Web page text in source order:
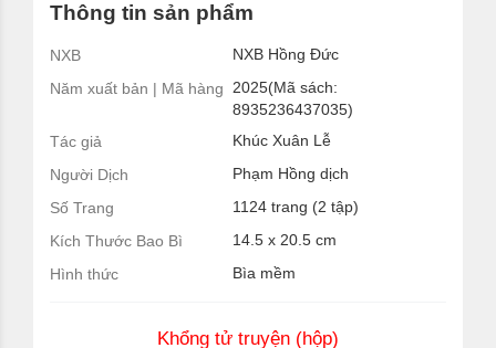
Thông tin sản phẩm
NXB
NXB Hồng Đức
Năm xuất bản | Mã hàng 2025(Mã sách:
8935236437035)
Tác giả
Khúc Xuân Lễ
Người Dịch
Phạm Hồng dịch
Số Trang
1124 trang (2 tập)
Kích Thước Bao Bì
14.5 x 20.5 cm
Hình thức
Bìa mềm
Khổng tử truyện (hộp)